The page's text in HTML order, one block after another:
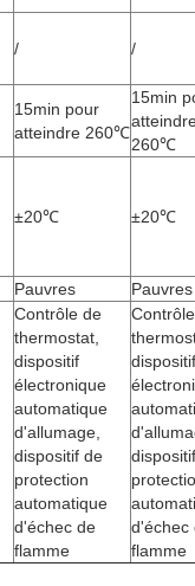
/ /
15min pour
atteindre 260℃
15min
260℃
±20℃ ±20℃
Pauvres Pauvres
Contrôle de
thermostat,
dispositif
électronique
automatique
d'allumage,
dispositif de
protection
automatique
d'échec de
flamme
dispositif
d'échec
flamme